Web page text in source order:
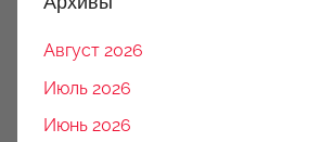
Август 2026
Июль 2026
Июнь 2026